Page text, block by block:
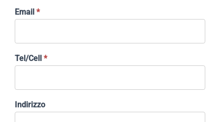
Email *
Tel/Cell *
Indirizzo